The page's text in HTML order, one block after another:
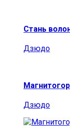
Стань
Дзюдо
Дзюдо